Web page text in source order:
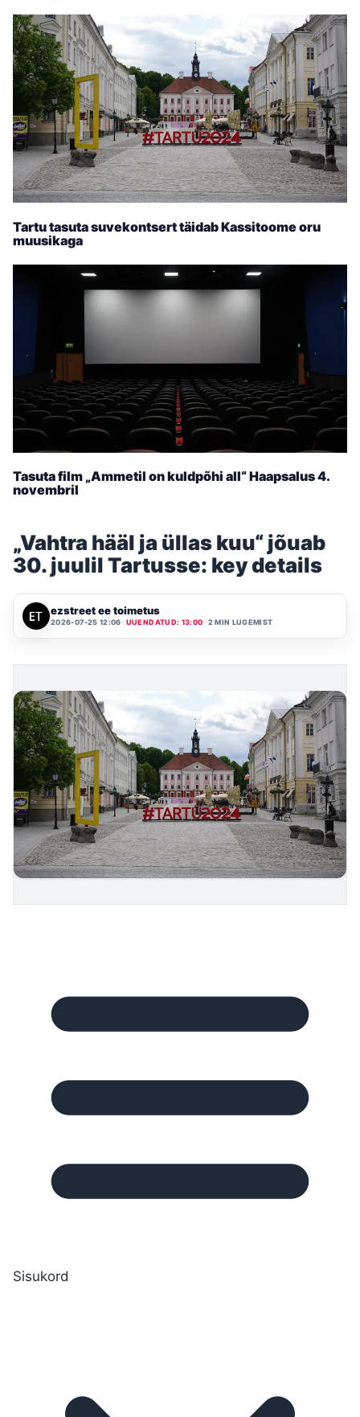
Tartu tasuta suvekontsert täidab Kassitoome oru
muusikaga
Tasuta film „Ammetil on kuldpõhi all“ Haapsalus 4.
novembril
„Vahtra hääl ja üllas kuu“ jõuab
30. juulil Tartusse: key details
ezstreet ee toimetus
2026-07-25 12:06 UUENDATUD: 13:00 2 MIN LUGEMIST
Sisukord